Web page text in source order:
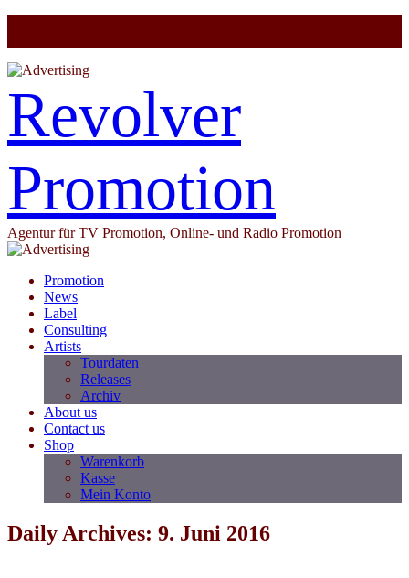
Revolver
Promotion
Agentur für TV Promotion, Online- und Radio Promotion
Promotion
News
Label
Consulting
Artists
Tourdaten
Releases
Archiv
About us
Contact us
Shop
Warenkorb
Kasse
Mein Konto
Daily Archives: 9. Juni 2016